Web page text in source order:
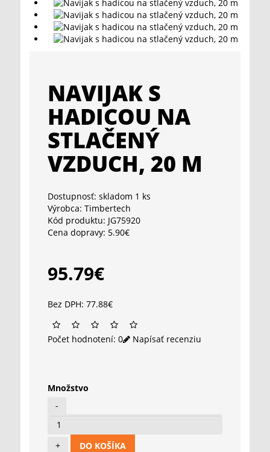
NAVIJAK S
HADICOU NA
STLAČENÝ
VZDUCH, 20 M
Dostupnosť: skladom 1 ks
Výrobca: Timbertech
Kód produktu: JG75920
Cena dopravy: 5.90€
95.79€
Bez DPH: 77.88€
Počet hodnotení: 0 Napísať recenziu
Množstvo
DO KOŠÍKA